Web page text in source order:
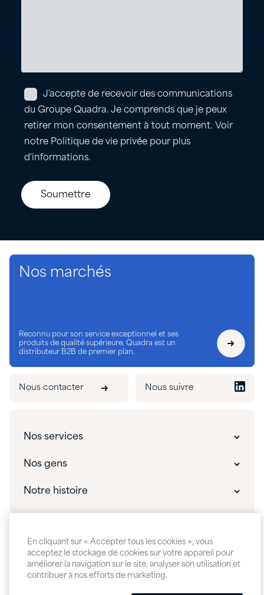
Nos marchés
Reconnu pour son service exceptionnel et ses
produits de qualité supérieure, Quadra est un
distributeur B2B de premier plan.
Nous contacter Nous suivre
Nos services
Solutions innovantes
Support technique
Nos gens
Nos gens
Notre histoire
La différence Quadra
À propos de Quadra
Durabilité
Perspectives et événements
Vidéos Quadra
Plan du siteAccessibilitéPolitique de cookies
Politique de confidentialitéConditions d’utilisation
En cliquant sur « Accepter tous les cookies », vous
acceptez le stockage de cookies sur votre appareil pour
améliorer la navigation sur le site, analyser son utilisation et
contribuer à nos efforts de marketing.